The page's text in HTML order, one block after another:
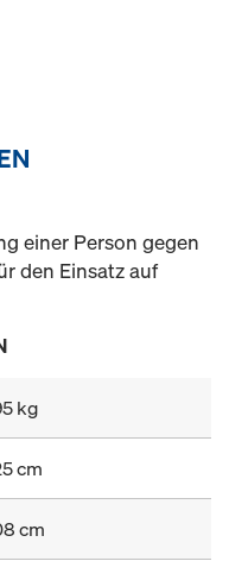
einer Person gegen
den Einsatz auf
kg
cm
cm